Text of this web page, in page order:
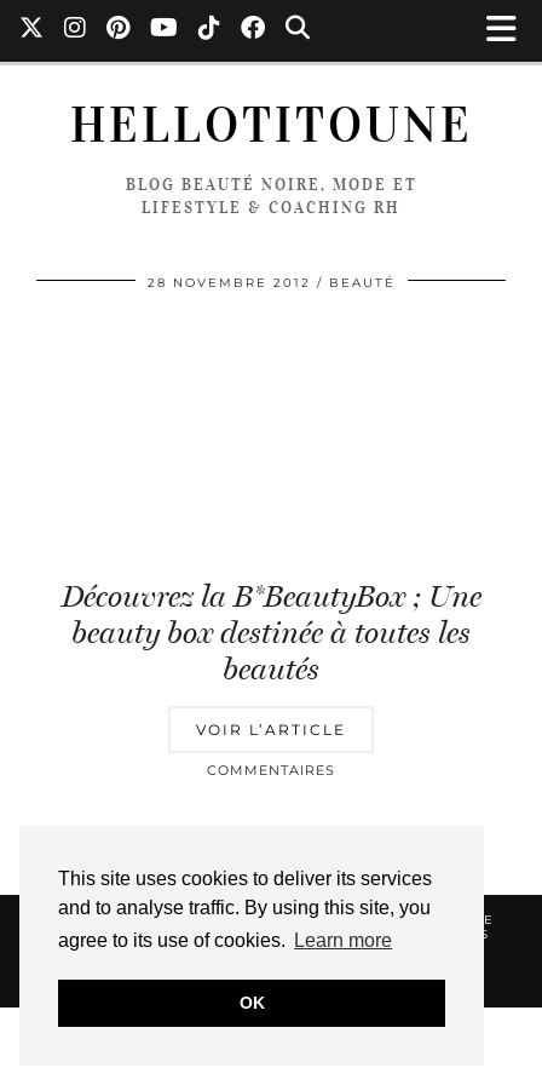
This site uses cookies to deliver its services
and to analyse traffic. By using this site, you
agree to its use of cookies.
Learn more
OK
HELLOTITOUNE
BLOG BEAUTÉ NOIRE, MODE ET
LIFESTYLE & COACHING RH
28 NOVEMBRE 2012 BEAUTÉ
Découvrez la B*BeautyBox ; Une
beauty box destinée à toutes les
beautés
VOIR L’ARTICLE
COMMENTAIRES
HELLOTITOUNE CONTACT
POLITIQUE DE
CONFIDENTIALITÉ
VUE DANS LA PRESSE
LIENS
AFFILIES
WEBSITE DESIGN BYpipdig